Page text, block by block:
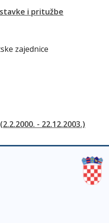
i pritužbe
zajednice
- 22.12.2003.)